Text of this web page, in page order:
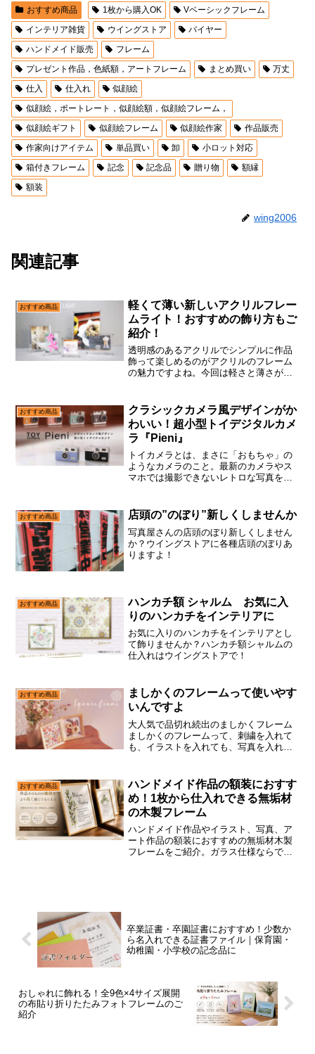
おすすめ商品 1枚から購入OK
Vベーシックフレーム
インテリア雑貨
ウイングストア
バイヤー
ハンドメイド販売
フレーム
プレゼント作品，色紙額，アートフレーム
まとめ買い
万丈
仕入
仕入れ
似顔絵
似顔絵，ポートレート，似顔絵額，似顔絵フレーム，
似顔絵ギフト
似顔絵フレーム 似顔絵作家
作品販売
作家向けアイテム
単品買い 卸
小ロット対応
箱付きフレーム
記念 記念品 贈り物
額縁
額装
wing2006
関連記事
おすすめ商品
軽くて薄い新しいアクリルフレー
ムライト！おすすめの飾り方もご
紹介！
透明感のあるアクリルでシンプルに作品
飾って楽しめるのがアクリルのフレーム
の魅力ですよね。今回は軽さと薄さがお
リアなアクリル板２枚で作品を挟むシン
プルなフレームなので、...
おすすめ商品
クラシックカメラ風デザインがか
わいい！超小型トイデジタルカメ
ラ『Pieni』
トイカメラとは、まさに「おもちゃ」の
ようなカメラのこと。最新のカメラやス
マホでは撮影できないレトロな写真を手
ラ風デザインがかわいらしい超小型トイ
デジタルカメラのPien...
おすすめ商品 店頭の”のぼり”新しくしませんか
写真屋さんの店頭のぼり新しくしません
か？ウイングストアに各種店頭のぼりあ
りますよ！
おすすめ商品
ハンカチ額 シャルム お気に入
りのハンカチをインテリアに
お気に入りのハンカチをインテリアとし
て飾りませんか？ハンカチ額シャルムの
仕入れはウイングストアで！
おすすめ商品
ましかくのフレームって使いやす
いんですよ
大人気で品切れ続出のましかくフレーム
ましかくのフレームって、刺繍を入れて
も、イラストを入れても、写真を入れて
てて、2つ3つ並べて飾るととてもかわい
いですよ！作品を入れ...
おすすめ商品
ハンドメイド作品の額装におすす
め！1枚から仕入れできる無垢材
の木製フレーム
ハンドメイド作品やイラスト、写真、ア
ート作品の額装におすすめの無垢材木製
フレームをご紹介。ガラス仕様ならでは
卒業証書・卒園証書におすすめ！少数か
ら名入れできる証書ファイル｜保育園・
幼稚園・小学校の記念品に
おしゃれに飾れる！全9色×4サイズ展開
の布貼り折りたたみフォトフレームのご
紹介